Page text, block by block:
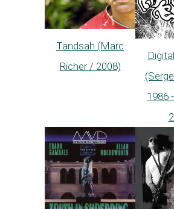
Tandsah (Marc
Richer / 2008)
1986